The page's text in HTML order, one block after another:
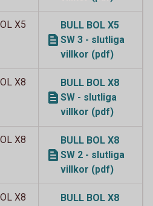
X5
BULL BOL X5
SW 3 - slutliga
villkor (pdf)
X8
BULL BOL X8
SW - slutliga
villkor (pdf)
X8
BULL BOL X8
SW 2 - slutliga
villkor (pdf)
X8
BULL BOL X8